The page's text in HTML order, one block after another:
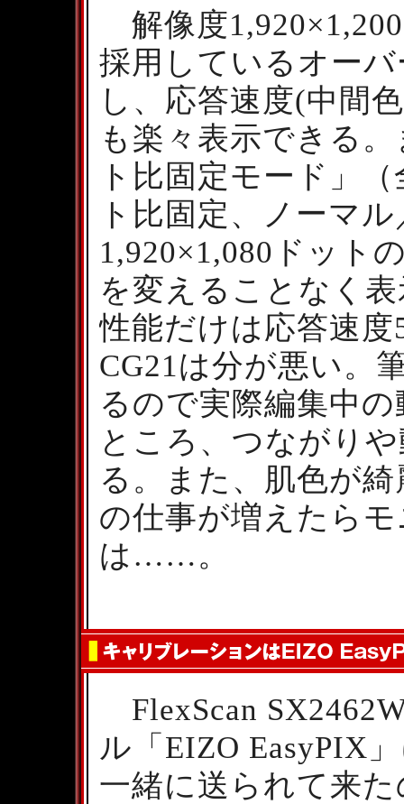
解像度
採用しているオー
し、応答速度(中間
も楽々表示できる
ト比固定モード」
ト比固定、ノーマ
1,920×1,080ドット
を変えることなく
性能だけは応答速度
CG21は分が悪い。
るので実際編集中
ところ、つながり
る。また、肌色が
の仕事が増えたら
は……。
FlexScan
ル「EIZO EasyPIX
一緒に送られて来